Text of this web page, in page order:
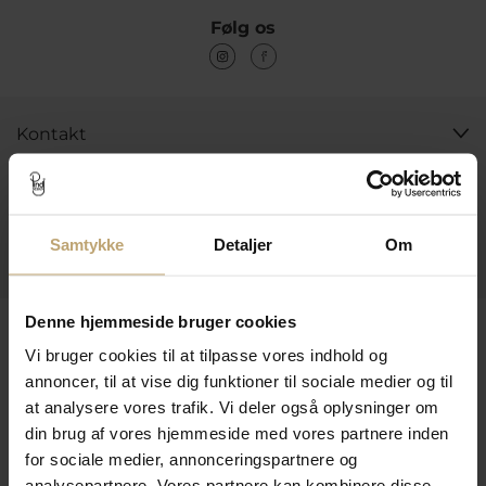
Samtykke Detaljer Om
Denne hjemmeside bruger cookies
Vi bruger cookies til at tilpasse vores indhold og
annoncer, til at vise dig funktioner til sociale medier og til
at analysere vores trafik. Vi deler også oplysninger om
din brug af vores hjemmeside med vores partnere inden
for sociale medier, annonceringspartnere og
Følg os
Kontakt
Åbningstider I Butikken
Praktiske Sider
Leveringsmuligheder
Betalingsmuligheder